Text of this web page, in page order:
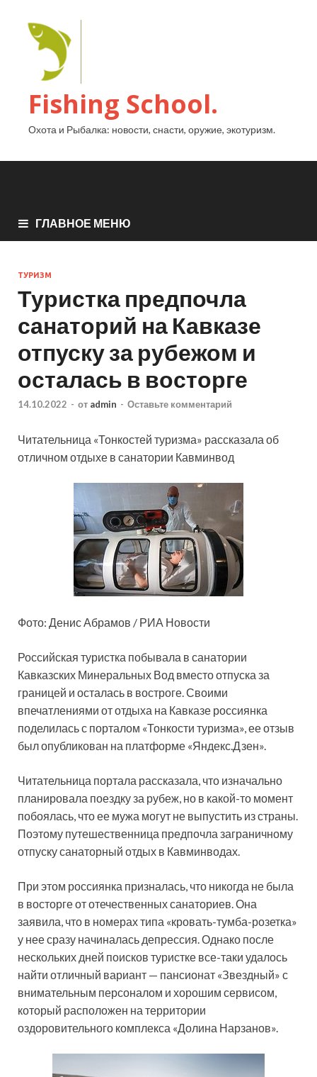
Fishing School.
Охота и Рыбалка: новости, снасти, оружие, экотуризм.
ГЛАВНОЕ МЕНЮ
ТУРИЗМ
Туристка предпочла
санаторий на Кавказе
отпуску за рубежом и
осталась в восторге
14.10.2022 - от admin - Оставьте комментарий
Читательница «Тонкостей туризма» рассказала об
отличном отдыхе в санатории Кавминвод
Фото: Денис Абрамов / РИА Новости
Российская туристка побывала в санатории
Кавказских Минеральных Вод вместо отпуска за
границей и осталась в востроге. Своими
впечатлениями от отдыха на Кавказе россиянка
поделилась с порталом «Тонкости туризма», ее отзыв
был опубликован на платформе «Яндекс.Дзен».
Читательница портала рассказала, что изначально
планировала поездку за рубеж, но в какой-то момент
побоялась, что ее мужа могут не выпустить из страны.
Поэтому путешественница предпочла заграничному
отпуску санаторный отдых в Кавминводах.
При этом россиянка призналась, что никогда не была
в восторге от отечественных санаториев. Она
заявила, что в номерах типа «кровать-тумба-розетка»
у нее сразу начиналась депрессия. Однако после
нескольких дней поисков туристке все-таки удалось
найти отличный вариант — пансионат «Звездный» с
внимательным персоналом и хорошим сервисом,
который расположен на территории
оздоровительного комплекса «Долина Нарзанов».